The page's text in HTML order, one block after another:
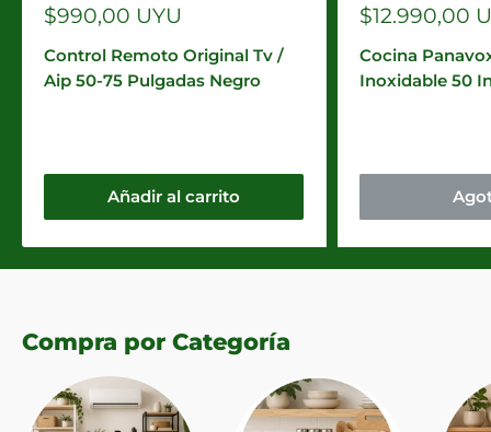
Precio
venta
$990,00 UYU
Control Remoto Original Tv /
Aip 50-75 Pulgadas Negro
Añadir al carrito
Precio
venta
$12.990,00
Cocina
Inoxidable 50
Compra por Categoría